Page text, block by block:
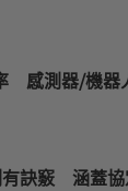
感測器/機器
有訣竅 涵蓋